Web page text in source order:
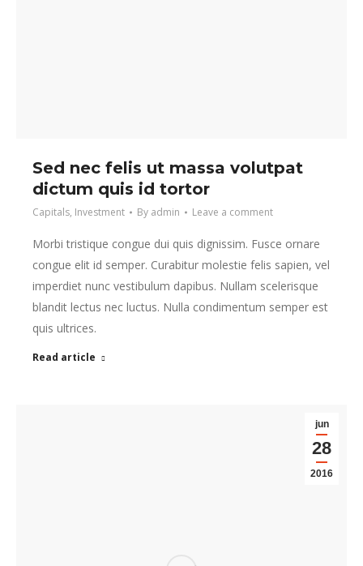
Sed nec felis ut massa volutpat
dictum quis id tortor
Capitals, Investment By admin Leave a comment
Morbi tristique congue dui quis dignissim. Fusce ornare
congue elit id semper. Curabitur molestie felis sapien, vel
imperdiet nunc vestibulum dapibus. Nullam scelerisque
blandit lectus nec luctus. Nulla condimentum semper est
quis ultrices.
Read article
jun
28
2016